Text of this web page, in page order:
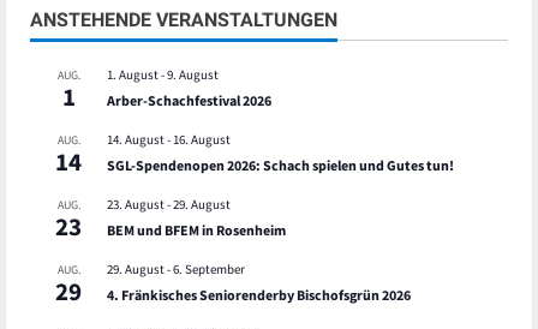
ANSTEHENDE VERANSTALTUNGEN
AUG.
1
1. August-9. August
Arber-Schachfestival 2026
AUG.
14
14. August- 16. August
SGL-Spendenopen 2026: Schach spielen und Gutes tun!
AUG.
23
23. August-29. August
BEM und BFEM in Rosenheim
AUG.
29
29. August-6. September
4. Fränkisches Seniorenderby Bischofsgrün 2026